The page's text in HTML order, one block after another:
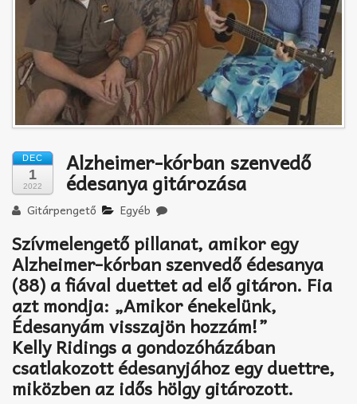
Improvizáció
DEC
1
2022
Alzheimer-kórban szenvedő
édesanya gitározása
Gitárpengető Egyéb
Szívmelengető pillanat, amikor egy
Alzheimer-kórban szenvedő édesanya
(88) a fiával duettet ad elő gitáron. Fia
azt mondja: „Amikor énekelünk,
Édesanyám visszajön hozzám!”
Kelly Ridings a gondozóházában
csatlakozott édesanyjához egy duettre,
miközben az idős hölgy gitározott.